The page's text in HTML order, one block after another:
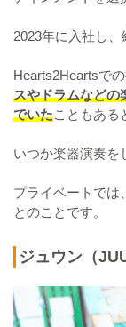
2023年に入社し、
Hearts2Heartsで
スやドラムなどの
でいたこともある
いつか楽器演奏を
プライベートでは
とのことです。
ジュウン（